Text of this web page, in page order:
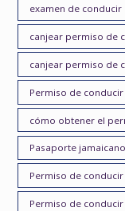
examen de conducir
canjear permiso de
canjear permiso de
Permiso de
cómo obtener el
Pasaporte jamaicano
Permiso de
Permiso de